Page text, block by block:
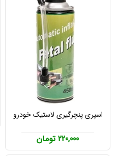
اسپری پنچرگیری لاستیک خودرو
220,000 تومان